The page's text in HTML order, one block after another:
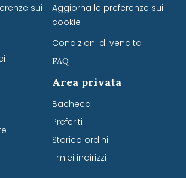
sui
Aggiorna le preferenze sui
cookie
Condizioni di vendita
FAQ
Area privata
Bacheca
Preferiti
Storico ordini
I miei indirizzi